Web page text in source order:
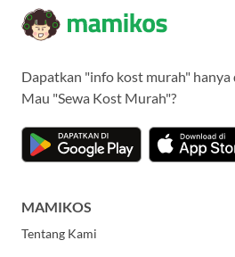
Dapatkan "info kost murah"
Mau "Sewa Kost Murah"?
MAMIKOS
Tentang Kami